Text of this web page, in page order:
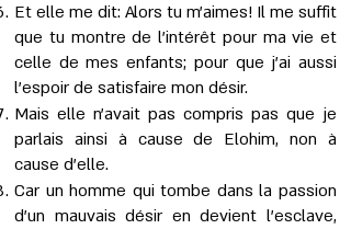
Et elle me dit: Alors tu m'aimes! Il me suffit
que tu montre de l'intérêt pour ma vie et
celle de mes enfants; pour que j'ai aussi
l'espoir de satisfaire mon désir.
Mais elle n'avait pas compris pas que je
parlais ainsi à cause de Elohim, non à
cause d’elle.
Car un homme qui tombe dans la passion
d’un mauvais désir en devient l’esclave,